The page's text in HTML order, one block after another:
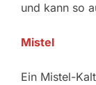
und kann so
Mistel
Ein Mistel-